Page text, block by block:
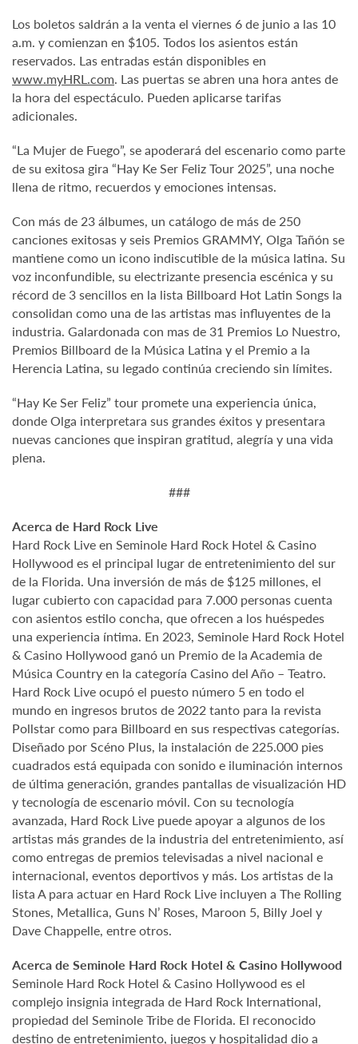
Los boletos saldrán a la venta el viernes 6 de junio a las 10
a.m. y comienzan en $105. Todos los asientos están
reservados. Las entradas están disponibles en
www.myHRL.com. Las puertas se abren una hora antes de
la hora del espectáculo. Pueden aplicarse tarifas
adicionales.
“La Mujer de Fuego”, se apoderará del escenario como parte
de su exitosa gira “Hay Ke Ser Feliz Tour 2025”, una noche
llena de ritmo, recuerdos y emociones intensas.
Con más de 23 álbumes, un catálogo de más de 250
canciones exitosas y seis Premios GRAMMY, Olga Tañón se
mantiene como un icono indiscutible de la música latina. Su
voz inconfundible, su electrizante presencia escénica y su
récord de 3 sencillos en la lista Billboard Hot Latin Songs la
consolidan como una de las artistas mas influyentes de la
industria. Galardonada con mas de 31 Premios Lo Nuestro,
Premios Billboard de la Música Latina y el Premio a la
Herencia Latina, su legado continúa creciendo sin límites.
“Hay Ke Ser Feliz” tour promete una experiencia única,
donde Olga interpretara sus grandes éxitos y presentara
nuevas canciones que inspiran gratitud, alegría y una vida
plena.
###
Acerca de Hard Rock Live
Hard Rock Live en Seminole Hard Rock Hotel & Casino
Hollywood es el principal lugar de entretenimiento del sur
de la Florida. Una inversión de más de $125 millones, el
lugar cubierto con capacidad para 7.000 personas cuenta
con asientos estilo concha, que ofrecen a los huéspedes
una experiencia íntima. En 2023, Seminole Hard Rock Hotel
& Casino Hollywood ganó un Premio de la Academia de
Música Country en la categoría Casino del Año – Teatro.
Hard Rock Live ocupó el puesto número 5 en todo el
mundo en ingresos brutos de 2022 tanto para la revista
Pollstar como para Billboard en sus respectivas categorías.
Diseñado por Scéno Plus, la instalación de 225.000 pies
cuadrados está equipada con sonido e iluminación internos
de última generación, grandes pantallas de visualización HD
y tecnología de escenario móvil. Con su tecnología
avanzada, Hard Rock Live puede apoyar a algunos de los
artistas más grandes de la industria del entretenimiento, así
como entregas de premios televisadas a nivel nacional e
internacional, eventos deportivos y más. Los artistas de la
lista A para actuar en Hard Rock Live incluyen a The Rolling
Stones, Metallica, Guns N’ Roses, Maroon 5, Billy Joel y
Dave Chappelle, entre otros.
Acerca de Seminole Hard Rock Hotel & Casino Hollywood
Seminole Hard Rock Hotel & Casino Hollywood es el
complejo insignia integrada de Hard Rock International,
propiedad del Seminole Tribe de Florida. El reconocido
destino de entretenimiento, juegos y hospitalidad dio a